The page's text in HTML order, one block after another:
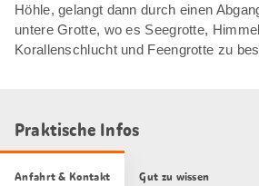
Höhle, gelangt dann durch einen
untere Grotte, wo es Seegrotte,
Korallenschlucht und Feengrotte zu
Praktische Infos
Anfahrt & Kontakt Gut zu wissen